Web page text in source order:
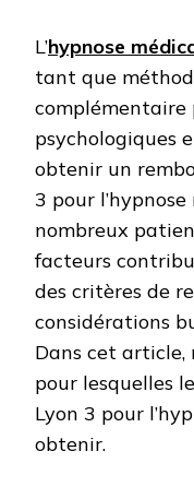
L’hypnose
tant que
complémentaire
psychologiques
obtenir un
3 pour
nombreux
facteurs
des critères de
considérations
Dans cet article,
pour lesquelles
Lyon 3 pour
obtenir.